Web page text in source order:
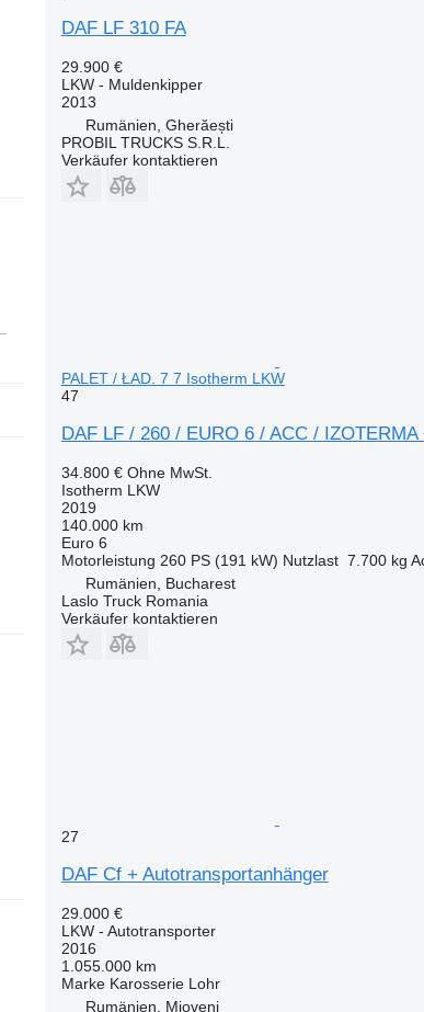
DAF LF 310 FA
29.900 €
LKW - Muldenkipper
2013
Rumänien, Gherăești
PROBIL TRUCKS S.R.L.
Verkäufer kontaktieren
PALET / ŁAD. 7 7 Isotherm LKW
47
DAF LF / 260 / EURO 6 / ACC /
34.800 € Ohne MwSt.
Isotherm LKW
2019
140.000 km
Euro 6
Motorleistung 260 PS (191 kW) Nutzlast 7.700 kg
Rumänien, Bucharest
Laslo Truck Romania
Verkäufer kontaktieren
27
DAF Cf + Autotransportanhänger
29.000 €
LKW - Autotransporter
2016
1.055.000 km
Marke Karosserie Lohr
Rumänien, Mioveni